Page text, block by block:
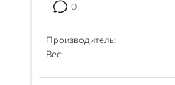
0
Производитель:
Вес: